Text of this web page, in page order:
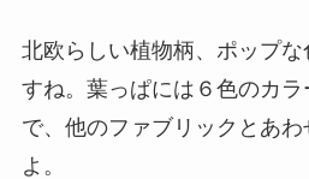
北欧らしい植物柄、ポップ
すね。葉っぱには６色のカ
で、他のファブリックとあ
よ。